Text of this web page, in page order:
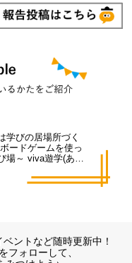
学びの居場所づく
ードゲームを使っ
場～ viva遊学(あそ
ントなど随時更新中！
フォローして、